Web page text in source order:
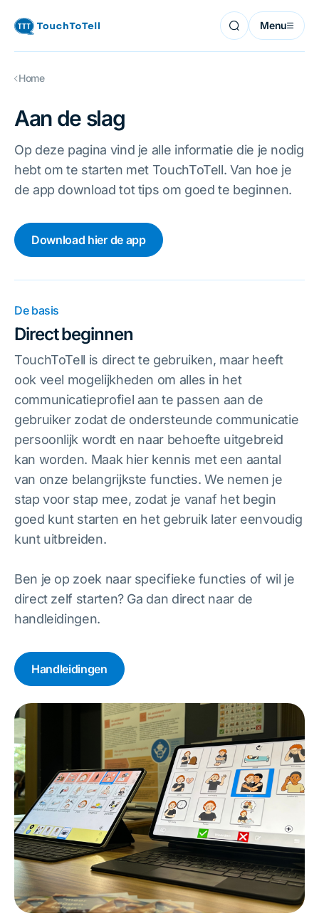
Menu
Home
Aan de slag
Op deze pagina vind je alle informatie die je nodig
hebt om te starten met TouchToTell. Van hoe je
de app download tot tips om goed te beginnen.
Download hier de app
De basis
Direct beginnen
TouchToTell is direct te gebruiken, maar heeft
ook veel mogelijkheden om alles in het
communicatieprofiel aan te passen aan de
gebruiker zodat de ondersteunde communicatie
persoonlijk wordt en naar behoefte uitgebreid
kan worden. Maak hier kennis met een aantal
van onze belangrijkste functies. We nemen je
stap voor stap mee, zodat je vanaf het begin
goed kunt starten en het gebruik later eenvoudig
kunt uitbreiden.
Ben je op zoek naar specifieke functies of wil je
direct zelf starten? Ga dan direct naar de
handleidingen.
Handleidingen